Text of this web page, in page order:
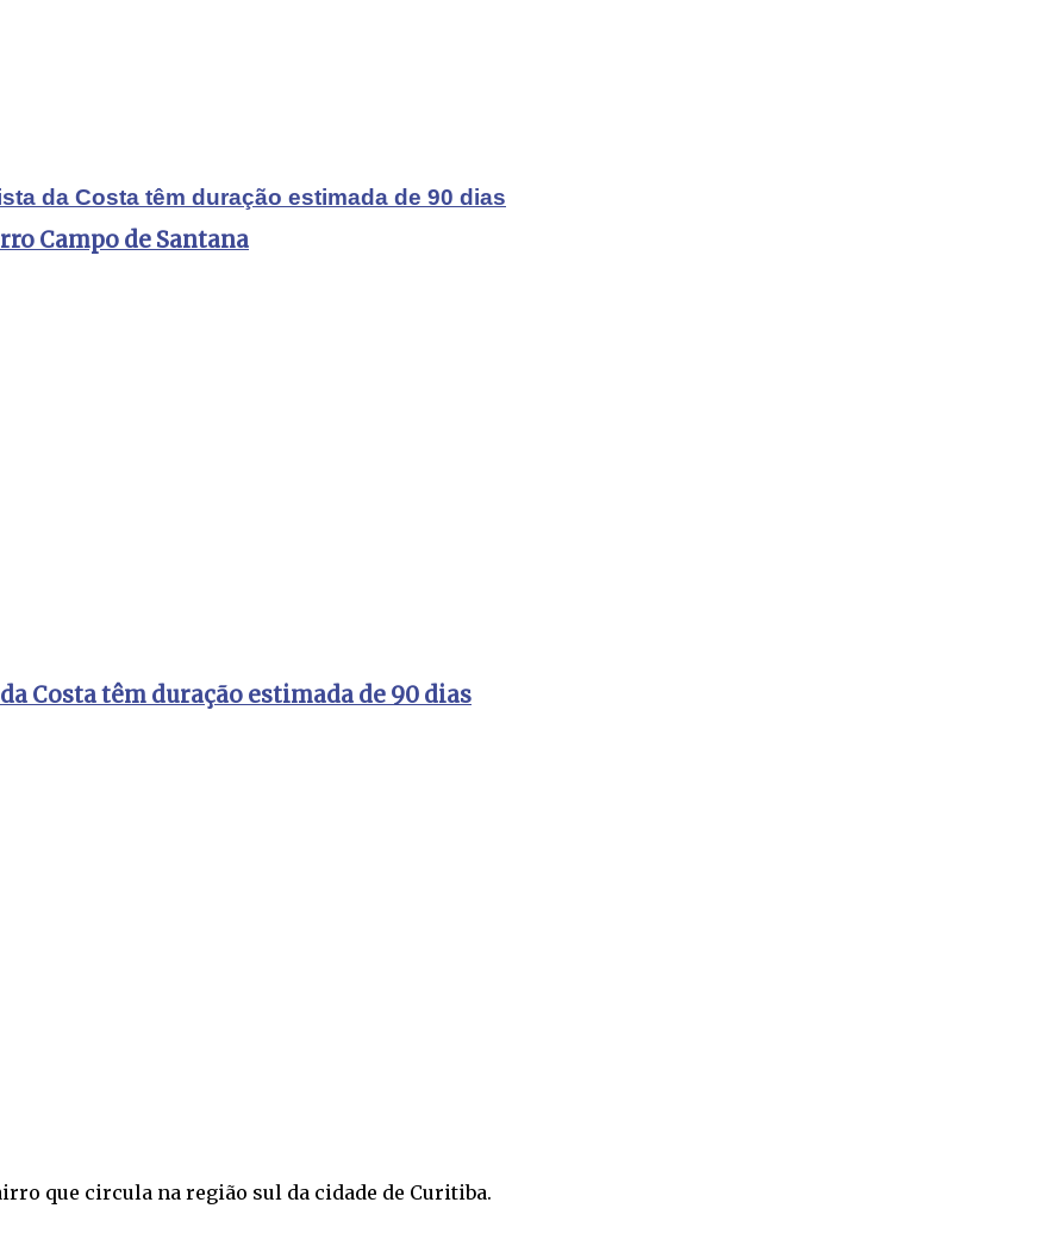
da Costa têm duração estimada de 90 dias
Campo de Santana
Costa têm duração estimada de 90 dias
que circula na região sul da cidade de Curitiba.